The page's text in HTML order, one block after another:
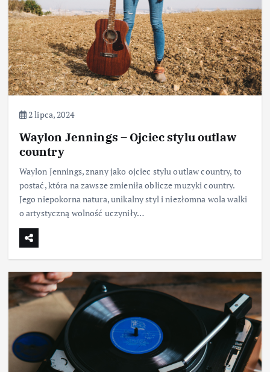
2 lipca, 2024
Waylon Jennings – Ojciec stylu outlaw
country
Waylon Jennings, znany jako ojciec stylu outlaw country, to
postać, która na zawsze zmieniła oblicze muzyki country.
Jego niepokorna natura, unikalny styl i niezłomna wola walki
o artystyczną wolność uczyniły…